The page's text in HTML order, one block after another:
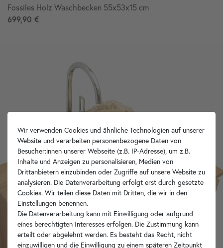
Fossiles Holz Waschbecken 55x53x15 cm
699,90 €
Wir verwenden Cookies und ähnliche Technologien auf unserer
Website und verarbeiten personenbezogene Daten von
Besucher:innen unserer Webseite (z.B. IP-Adresse), um z.B.
Inhalte und Anzeigen zu personalisieren, Medien von
Drittanbietern einzubinden oder Zugriffe auf unsere Website zu
analysieren. Die Datenverarbeitung erfolgt erst durch gesetzte
Cookies. Wir teilen diese Daten mit Dritten, die wir in den
Einstellungen benennen.
Die Datenverarbeitung kann mit Einwilligung oder aufgrund
eines berechtigten Interesses erfolgen. Die Zustimmung kann
erteilt oder abgelehnt werden. Es besteht das Recht, nicht
einzuwilligen und die Einwilligung zu einem späteren Zeitpunkt